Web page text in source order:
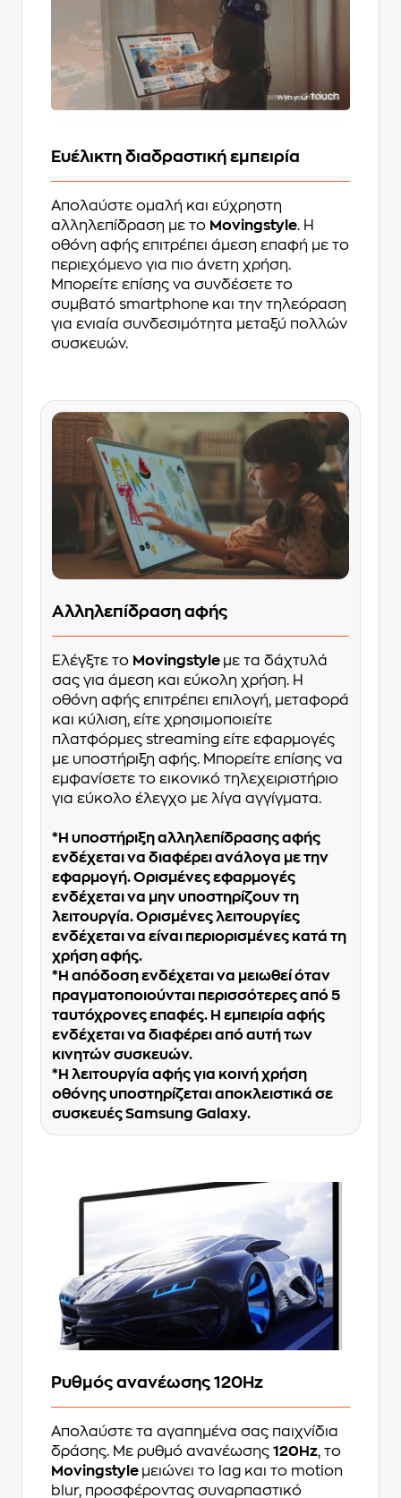
Ευέλικτη διαδραστική εμπειρία
Απολαύστε ομαλή και εύχρηστη
αλληλεπίδραση με το Movingstyle. Η
οθόνη αφής επιτρέπει άμεση επαφή με το
περιεχόμενο για πιο άνετη χρήση.
Μπορείτε επίσης να συνδέσετε το
συμβατό smartphone και την τηλεόραση
για ενιαία συνδεσιμότητα μεταξύ πολλών
συσκευών.
Αλληλεπίδραση αφής
Ελέγξτε το Movingstyle με τα δάχτυλά
σας για άμεση και εύκολη χρήση. Η
οθόνη αφής επιτρέπει επιλογή, μεταφορά
και κύλιση, είτε χρησιμοποιείτε
πλατφόρμες streaming είτε εφαρμογές
με υποστήριξη αφής. Μπορείτε επίσης να
εμφανίσετε το εικονικό τηλεχειριστήριο
για εύκολο έλεγχο με λίγα αγγίγματα.
*Η υποστήριξη αλληλεπίδρασης αφής
ενδέχεται να διαφέρει ανάλογα με την
εφαρμογή. Ορισμένες εφαρμογές
ενδέχεται να μην υποστηρίζουν τη
λειτουργία. Ορισμένες λειτουργίες
ενδέχεται να είναι περιορισμένες κατά τη
χρήση αφής.
*Η απόδοση ενδέχεται να μειωθεί όταν
πραγματοποιούνται περισσότερες από 5
ταυτόχρονες επαφές. Η εμπειρία αφής
ενδέχεται να διαφέρει από αυτή των
κινητών συσκευών.
*Η λειτουργία αφής για κοινή χρήση
οθόνης υποστηρίζεται αποκλειστικά σε
συσκευές Samsung Galaxy.
Ρυθμός ανανέωσης 120Hz
Απολαύστε τα αγαπημένα σας παιχνίδια
δράσης. Με ρυθμό ανανέωσης 120Hz, το
Movingstyle μειώνει το lag και το motion
blur, προσφέροντας συναρπαστικό